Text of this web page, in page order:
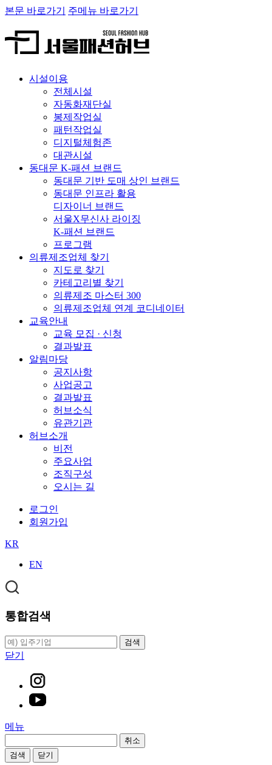
본문 바로가기 주메뉴 바로가기
시설이용
전체시설
자동화재단실
봉제작업실
패턴작업실
디지털체험존
대관시설
동대문 K-패션 브랜드
동대문 기반 도매 상인 브랜드
동대문 인프라 활용
디자이너 브랜드
서울X무신사 라이징
K-패션 브랜드
프로그램
의류제조업체 찾기
지도로 찾기
카테고리별 찾기
의류제조 마스터 300
의류제조업체 연계 코디네이터
교육안내
교육 모집 · 신청
결과발표
알림마당
공지사항
사업공고
결과발표
허브소식
유관기관
허브소개
비전
주요사업
조직구성
오시는 길
로그인
회원가입
KR
EN
통합검색
검색
닫기
메뉴
취소
검색
닫기